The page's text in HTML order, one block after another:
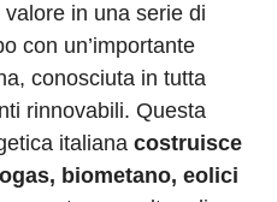
in una serie di
con un’importante
conosciuta in tutta
rinnovabili. Questa
italiana costruisce
biometano, eolici